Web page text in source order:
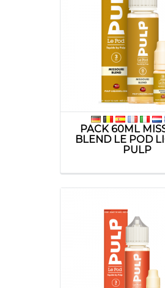
PACK 60ML
BLEND LE POD
PULP